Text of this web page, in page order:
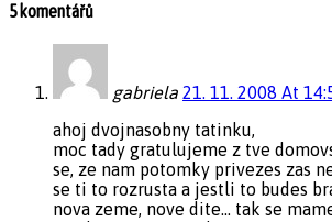
5 komentářů
gabriela 21. 11. 2008 At
ahoj dvojnasobny tatinku,
moc tady gratulujeme z tve
se, ze nam potomky privezes zas
se ti to rozrusta a jestli to budes
nova zeme, nove dite… tak se